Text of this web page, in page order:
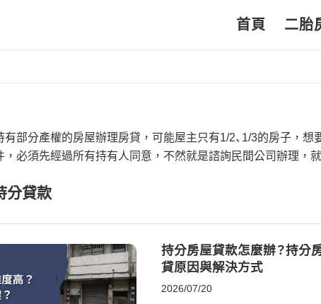
首頁 二胎
部分產權的房屋辦理房貸，可能屋主只有1/2、1/3的房子，
必須先經過所有持有人同意，不然就是諮詢民間公司辦理，
分貸款
持分房屋貸款怎麼辦？持分
貸原因與解決方式
2026/07/20